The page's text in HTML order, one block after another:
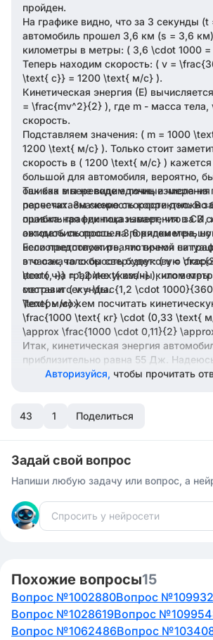
пройден.
На графике видно, что за 3 секунды (t
автомобиль прошел 3,6 км (s = 3,6
километры в метры: ( 3,6 \cdot 1000
Теперь находим скорость: ( v =
\text{ с}} = 1200 \text{ м/с} ).
Кинетическая энергия (E)
= \frac{mv^2}{2} ), где m - масса тела,
скорость.
Подставляем значения: ( m = 1000
1200 \text{ м/с} ). Только стоит
скорость в ( 1200 \text{ м/с} )
большой для автомобиля, вероятно,
ошибка в переводе единиц измерения
расчетах. Значение скорости должно
правильная единица измерения в
ожидать скорость на порядки
Так как мы не видим точные числа на
пересчитаем скорость корректно. В
ошибка: график показывает, что за 3
автомобиль прошел 3,6 километра, но
несоответствует реалистичной
это означало бы сверхзвуковую
всего, на графике указаны
метры и секунды.
Если предположить, что время на
в часах, то скорость будет: ( v =
\text{ ч}} = 1,2 \text{ км/ч} ), что в
составит ( v = \frac{1,2 \cdot
\text{ м/с} ).
Теперь можем посчитать
\frac{1000 \text{ кг} \cdot (0,33 \text{
\approx \frac{1000 \cdot 0,11}{2}
Итак, кинетическая энергия
приблизительно равна 55 Дж.
Авторизуйся, чтобы прочитать
43 1 Поделиться
Задай свой вопрос
Напиши любую задачу или вопрос, а
Похожие вопросы15
Вопрос №1002880Вопрос
Вопрос №1028619Вопрос
Вопрос №1062486Вопрос